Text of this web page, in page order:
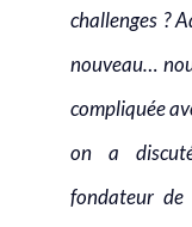
challenges ?
nouveau…
compliquée
on a
fondateur de